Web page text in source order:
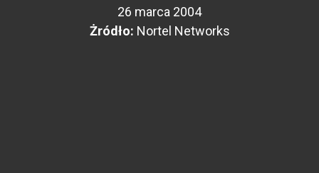
26 marca 2004
Żródło: Nortel Networks